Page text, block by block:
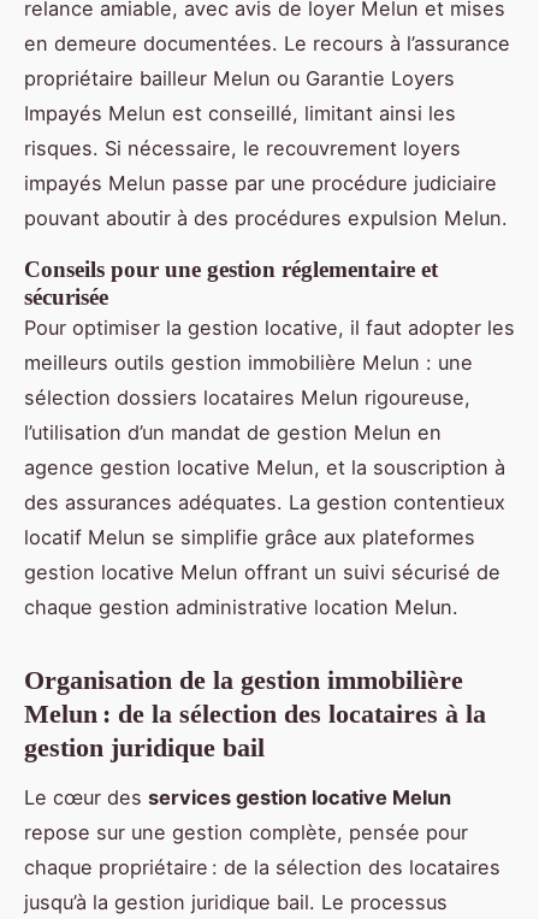
relance amiable, avec avis de loyer Melun et mises
en demeure documentées. Le recours à l’assurance
propriétaire bailleur Melun ou Garantie Loyers
Impayés Melun est conseillé, limitant ainsi les
risques. Si nécessaire, le recouvrement loyers
impayés Melun passe par une procédure judiciaire
pouvant aboutir à des procédures expulsion Melun.
Conseils pour une gestion réglementaire et
sécurisée
Pour optimiser la gestion locative, il faut adopter les
meilleurs outils gestion immobilière Melun : une
sélection dossiers locataires Melun rigoureuse,
l’utilisation d’un mandat de gestion Melun en
agence gestion locative Melun, et la souscription à
des assurances adéquates. La gestion contentieux
locatif Melun se simplifie grâce aux plateformes
gestion locative Melun offrant un suivi sécurisé de
chaque gestion administrative location Melun.
Organisation de la gestion immobilière
Melun : de la sélection des locataires à la
gestion juridique bail
Le cœur des services gestion locative Melun
repose sur une gestion complète, pensée pour
chaque propriétaire : de la sélection des locataires
jusqu’à la gestion juridique bail. Le processus